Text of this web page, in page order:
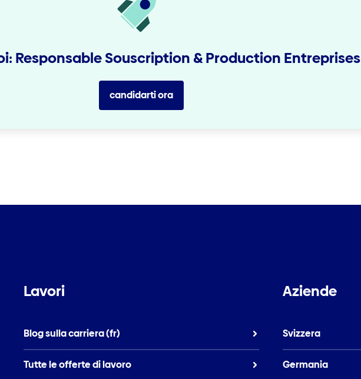
Responsable Souscription & Production Entreprises
candidarti ora
Lavori
Blog sulla carriera (fr)
Tutte le offerte di lavoro
Aziende
Svizzera
Germania